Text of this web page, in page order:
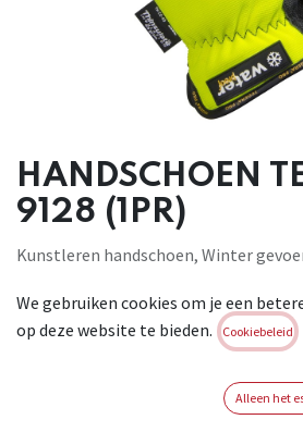
HANDSCHOEN
9128 (1PR)
Kunstleren handschoen, Winter
Thinsulate™ 40g, Fleece, Cat. II, Geel
Chroomvrij, High-vis kleur, Waterdicht,
We gebruiken cookies om je een
op deze website te bieden.
Cookiebeleid
Alleen het